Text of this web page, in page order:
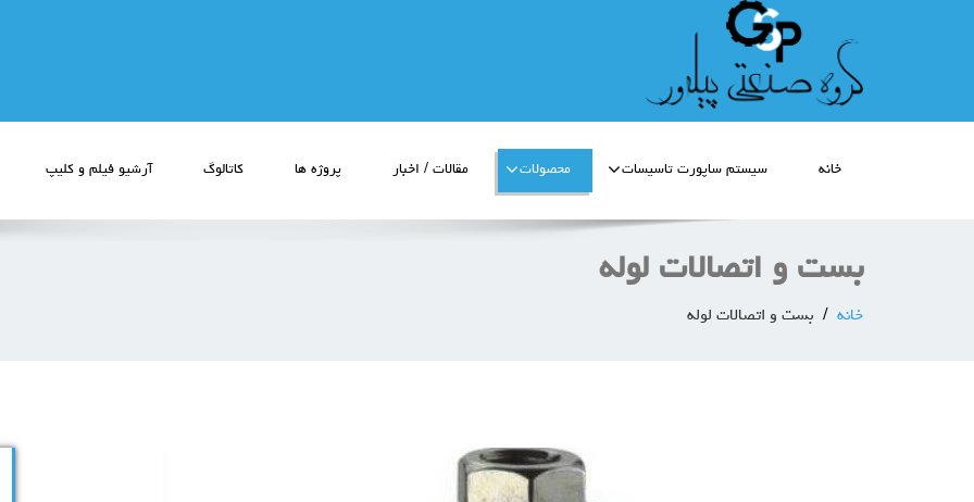
خانه سیستم ساپورت تاسیسات محصولات مقالات / اخبار پروژه ها کاتالوگ آرشیو فیلم و کلیپ
بست و اتصالات لوله
خانه بست و اتصالات لوله